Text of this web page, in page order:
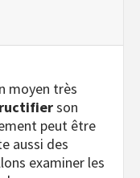
moyen très
son
peut être
aussi des
examiner les